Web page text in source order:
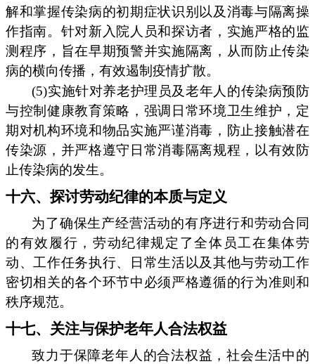
解和掌握传染病的初期症状识别以及消毒与隔离操
作指南。针对新入院人员和探访者，实施严格的监
测程序，旨在早期预警并实施隔离，从而防止传染
病的横向传播，有效遏制疫情扩散。
(5)实施针对养老护理员及老年人的传染病预防
与控制健康教育策略，强调日常环境卫生维护，定
期对机构环境和物品实施严谨消毒，防止接触潜在
传染源，并严格遵守日常消毒隔离规程，以有效防
止传染病的发生。
十六、探讨劳动纪律的本质与定义
为了确保生产经营活动的有序进行和劳动合同
的有效履行，劳动纪律规定了全体员工在集体劳
动、工作任务执行、日常生活以及其他与劳动工作
密切相关的各个环节中必须严格遵循的行为准则和
秩序规范。
十七、关注与保护老年人合法权益
致力于保障老年人的合法权益，社会生活中的